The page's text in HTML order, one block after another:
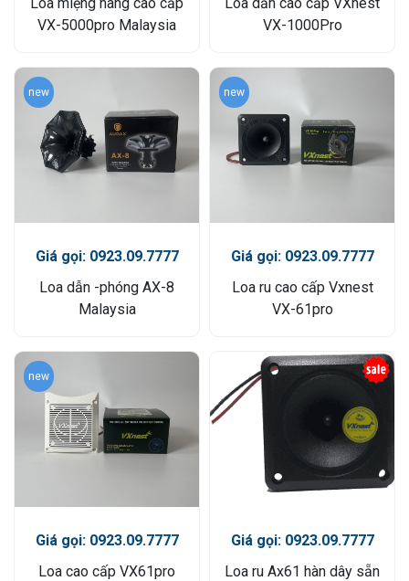
VX-5000pro Malaysia
VX-1000Pro
new
Giá gọi: 0923.09.7777
Loa dẫn -phóng AX-8
Malaysia
new
Giá gọi: 0923.09.7777
Loa ru cao cấp Vxnest
VX-61pro
new
Giá gọi: 0923.09.7777
Loa cao cấp VX61pro
Giá gọi: 0923.09.7777
Loa ru Ax61 hàn dây sẵn